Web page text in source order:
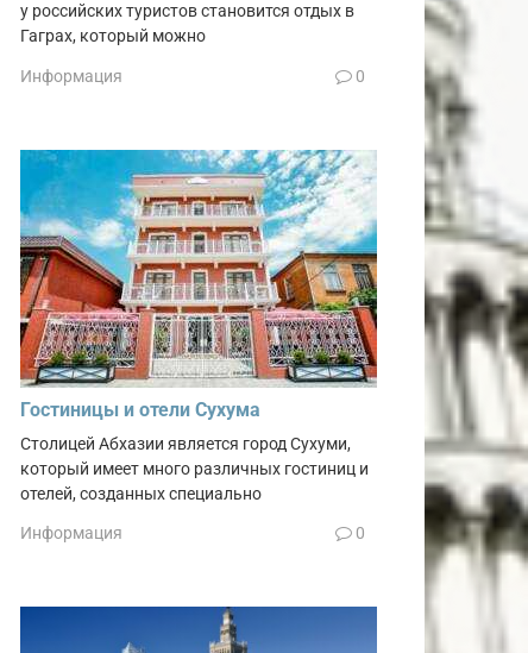
у российских туристов становится отдых в
Гаграх, который можно
Информация 0
Гостиницы и отели Сухума
Столицей Абхазии является город Сухуми,
который имеет много различных гостиниц и
отелей, созданных специально
Информация 0